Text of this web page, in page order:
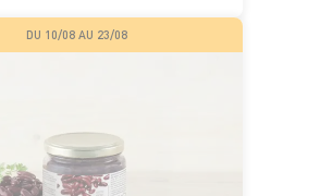
DU 10/08 AU 23/08